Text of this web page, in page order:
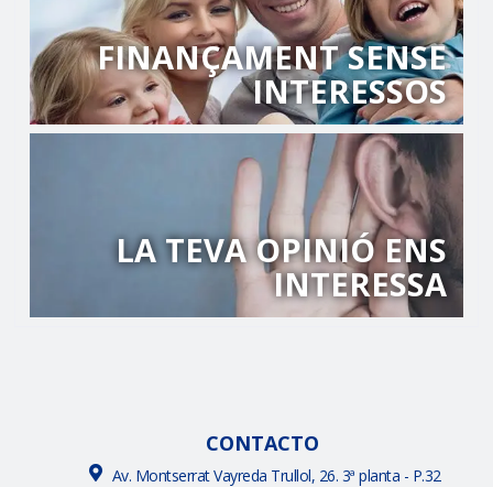
FINANÇAMENT SENSE
INTERESSOS
LA TEVA OPINIÓ ENS
INTERESSA
CONTACTO
Av. Montserrat Vayreda Trullol, 26. 3ª planta - P.32